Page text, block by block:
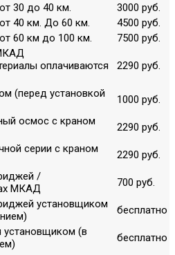
30 до 40 км.
3000 руб.
40 км. До 60 км.
4500 руб.
60 км до 100 км.
7500 руб.
оплачиваются
2290 руб.
(перед установкой
1000 руб.
осмос с краном
2290 руб.
серии с краном
2290 руб.
/
МКАД
700 руб.
установщиком
бесплатно
установщиком (в
бесплатно